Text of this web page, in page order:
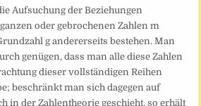
Aufsuchung der Beziehungen
oder gebrochenen Zahlen m
g andererseits bestehen. Man
genügen, dass man alle diese Zahlen
dieser vollständigen Reihen
beschränkt man sich dagegen auf
in der Zahlentheorie geschieht, so erhält